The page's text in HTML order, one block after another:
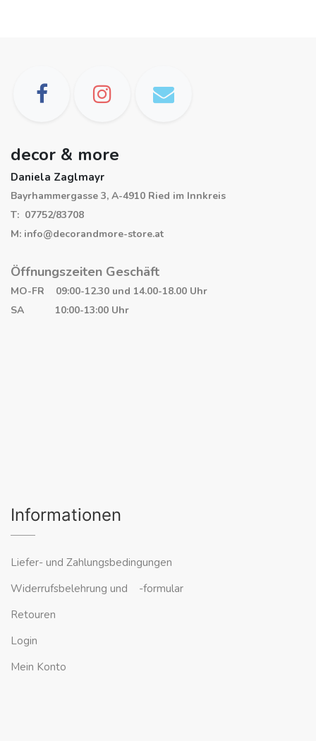
decor & more
Daniela Zaglmayr
Bayrhammergasse 3, A-4910 Ried im Innkreis
T: 07752/83708
M: info@decorandmore-store.at
Öffnungszeiten Geschäft
MO-FR 09:00-12.30 und 14.00-18.00 Uhr
SA 10:00-13:00 Uhr
Informationen
Liefer- und Zahlungsbedingungen
Widerrufsbelehrung und -formular
Retouren
Login
Mein Konto